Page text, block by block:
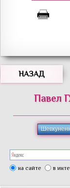
НАЗАД
Павел
на сайте в